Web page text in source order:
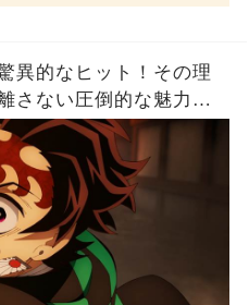
異的なヒット！その理
さない圧倒的な魅力と